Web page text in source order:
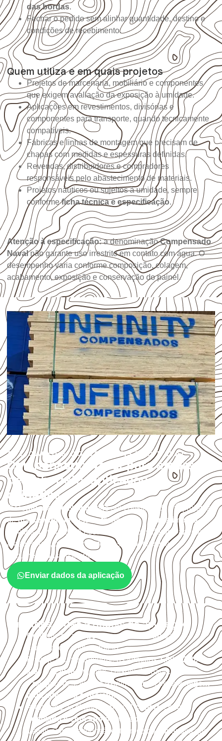
das bordas.
Fechar o pedido sem alinhar quantidade, destino e
condições de recebimento.
Quem utiliza e em quais projetos
Projetos de marcenaria, mobiliário e componentes
que exigem avaliação da exposição à umidade.
Aplicações em revestimentos, divisórias e
componentes para transporte, quando tecnicamente
compatíveis.
Fábricas e linhas de montagem que precisam de
chapas com medidas e espessuras definidas.
Revendas, distribuidores e compradores
responsáveis pelo abastecimento de materiais.
Projetos náuticos ou sujeitos à umidade, sempre
conformeficha técnica e especificação.
Atenção à especificação:a denominaçãoCompensado
Navalnão garante uso irrestrito em contato com água. O
desempenho varia conforme composição, colagem,
acabamento, exposição e conservação do painel.
APLICAÇÕES DO COMPENSADO NAVAL
Compensado Naval para empresas
de Cabedelo: aplicações e
cuidados
OCompensado Navalpode ser considerado em projetos
demarcenaria, indústria, transporte e revestimento
sujeitos à umidade. A escolha deve considerar a aplicação,
a espessura, o acabamento e as características
documentadas do painel.
Enviar dados da aplicação
Cuidados antes e depois da aplicação
Confirme se a espessura e o formatosão
compatíveis com o projeto.
Planeje o corte conforme os formatos1,60 × 2,20 m e
1,60 × 2,50 m, sujeitos à disponibilidade.
Proteja cortes, furos e extremidades com aselagem
indicada para o projeto.
Armazene as chapas em localcoberto, seco,
ventilado e com apoio nivelado
Valide com o responsável técnico qualquer uso que